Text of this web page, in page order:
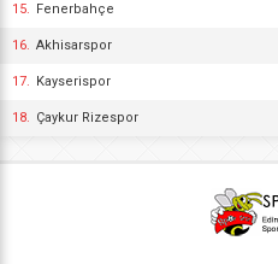
15. Fenerbahçe
16. Akhisarspor
17. Kayserispor
18. Çaykur Rizespor